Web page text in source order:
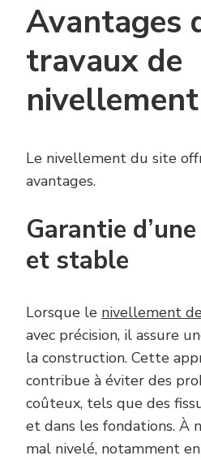
Avantages
travaux de
nivellement
Le nivellement du site
avantages.
Garantie
et stable
Lorsque le nivellement
avec précision, il assure
la construction. Cette
contribue à éviter des
coûteux, tels que des
et dans les fondations. À
mal nivelé, notamment